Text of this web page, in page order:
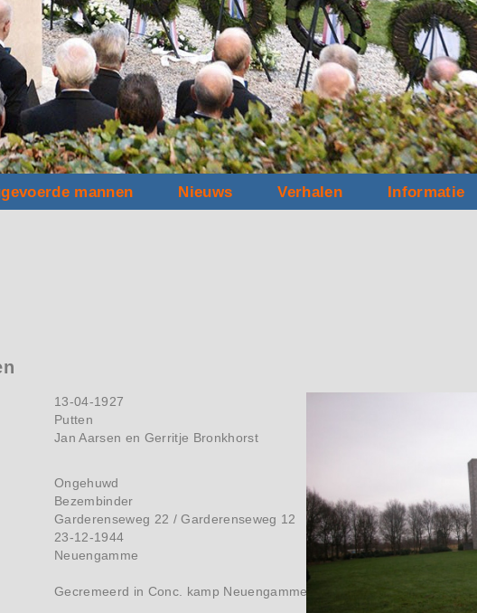
mannen Nieuws Verhalen Informatie
13-04-1927
Putten
Jan Aarsen en Gerritje Bronkhorst
Ongehuwd
Bezembinder
Garderenseweg 22 / Garderenseweg 12
23-12-1944
Neuengamme
Gecremeerd in Conc. kamp Neuengamme